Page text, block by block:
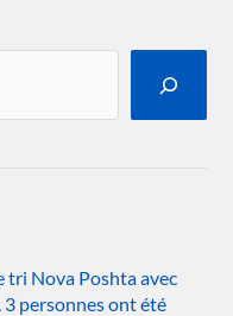
tri Nova Poshta avec
personnes ont été